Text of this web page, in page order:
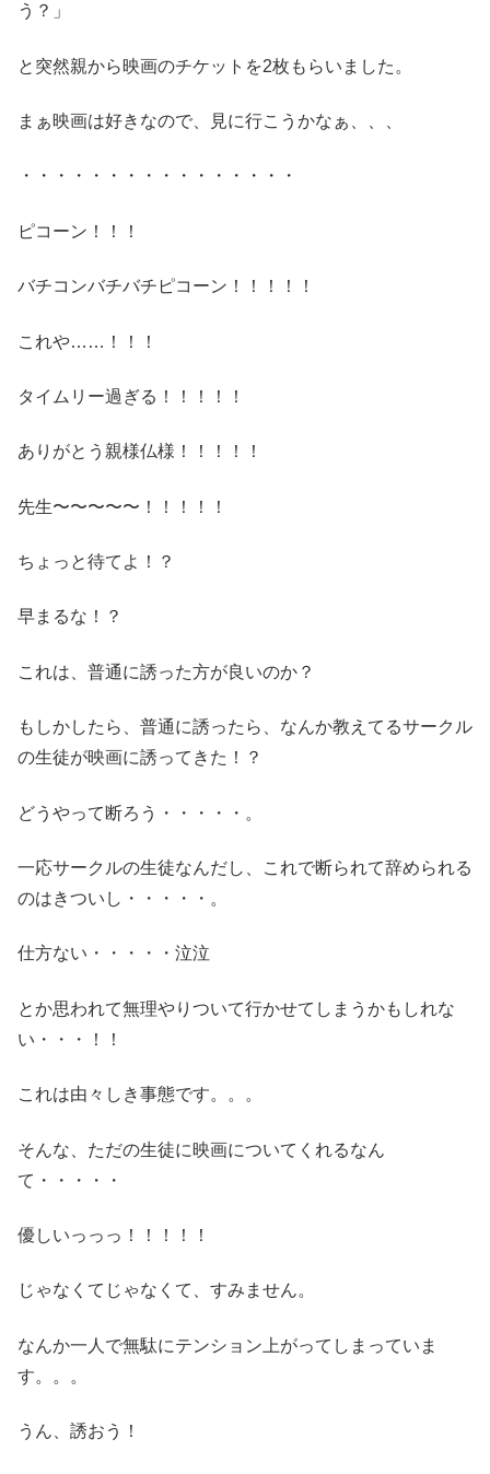
う？」
と突然親から映画のチケットを2枚もらいました。
まぁ映画は好きなので、見に行こうかなぁ、、、
・・・・・・・・・・・・・・・・
ピコーン！！！
バチコンバチバチピコーン！！！！！
これや……！！！
タイムリー過ぎる！！！！！
ありがとう親様仏様！！！！！
先生〜〜〜〜〜！！！！！
ちょっと待てよ！？
早まるな！？
これは、普通に誘った方が良いのか？
もしかしたら、普通に誘ったら、なんか教えてるサークル
の生徒が映画に誘ってきた！？
どうやって断ろう・・・・・。
一応サークルの生徒なんだし、これで断られて辞められる
のはきついし・・・・・。
仕方ない・・・・・泣泣
とか思われて無理やりついて行かせてしまうかもしれな
い・・・！！
これは由々しき事態です。。。
そんな、ただの生徒に映画についてくれるなん
て・・・・・
優しいっっっ！！！！！
じゃなくてじゃなくて、すみません。
なんか一人で無駄にテンション上がってしまっていま
す。。。
うん、誘おう！